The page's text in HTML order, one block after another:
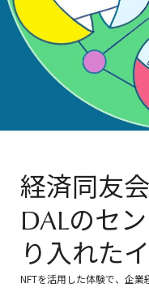
経済同友
DALのセ
り入れた
NFTを活用した体験で、企